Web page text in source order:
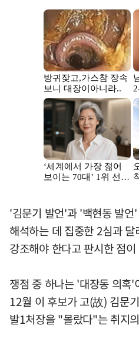
'김문기 발언'과 '백현동 발
해석하는 데 집중한 2심과
강조해야 한다고 판시한 점
쟁점 중 하나는 '대장동 의혹
12월 이 후보가 고(故) 김문
발1처장을 "몰랐다"는 취지